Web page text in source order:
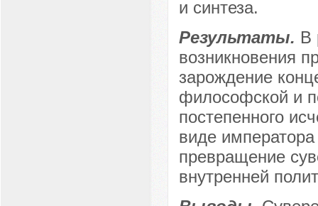
и синтеза.
Результаты. В
возникновения
зарождение
философской и
постепенного
виде
превращение
внутренней